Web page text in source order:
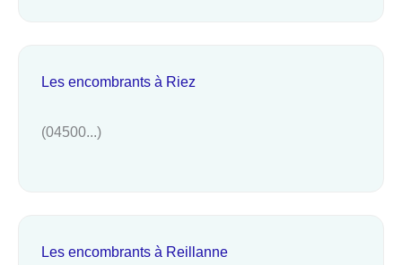
Les encombrants à Riez
(04500...)
Les encombrants à Reillanne